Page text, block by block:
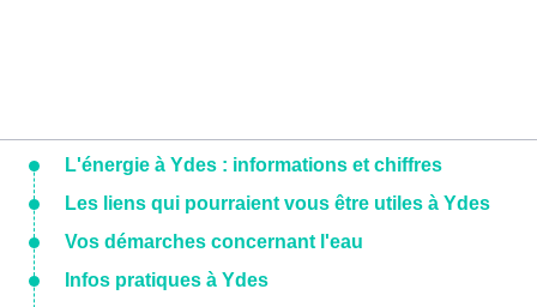
L'énergie à Ydes : informations et chiffres
Les liens qui pourraient vous être utiles à Ydes
Vos démarches concernant l'eau
Infos pratiques à Ydes